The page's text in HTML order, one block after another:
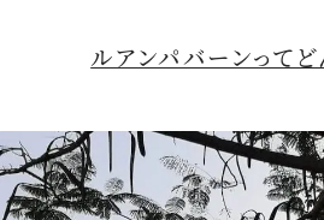
ルアンパバーンってど